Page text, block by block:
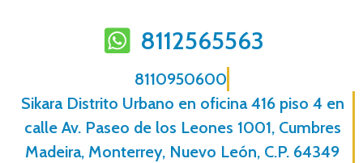
8112565563
8110950600
Sikara Distrito Urbano en oficina 416 piso 4 en
calle Av. Paseo de los Leones 1001, Cumbres
Madeira, Monterrey, Nuevo León, C.P. 64349